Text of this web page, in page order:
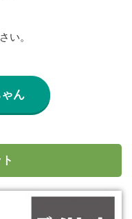
い。
ゃん